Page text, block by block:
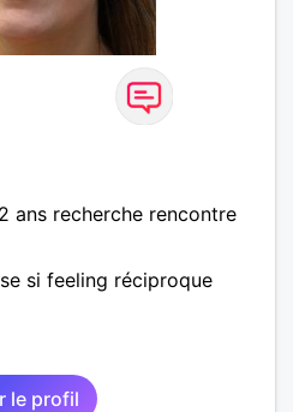
ans recherche rencontre
si feeling réciproque
le profil